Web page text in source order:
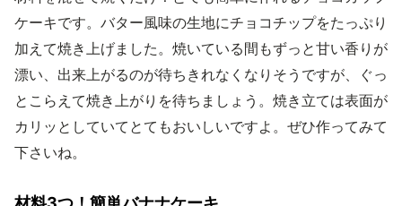
ケーキです。バター風味の生地にチョコチップをたっぷり
加えて焼き上げました。焼いている間もずっと甘い香りが
漂い、出来上がるのが待ちきれなくなりそうですが、ぐっ
とこらえて焼き上がりを待ちましょう。焼き立ては表面が
カリッとしていてとてもおいしいですよ。ぜひ作ってみて
下さいね。